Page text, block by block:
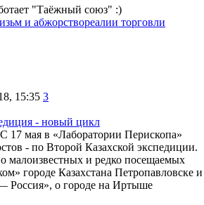
"Таёжный союз" :)
и абжорствореалии торговли
15:35 3
- новый цикл
17 мая в «Лаборатории Перископа»
- по Второй Казахской экспедиции.
малоизвестных и редко посещаемых
городе Казахстана Петропавловске и
Россия», о городе на Иртыше